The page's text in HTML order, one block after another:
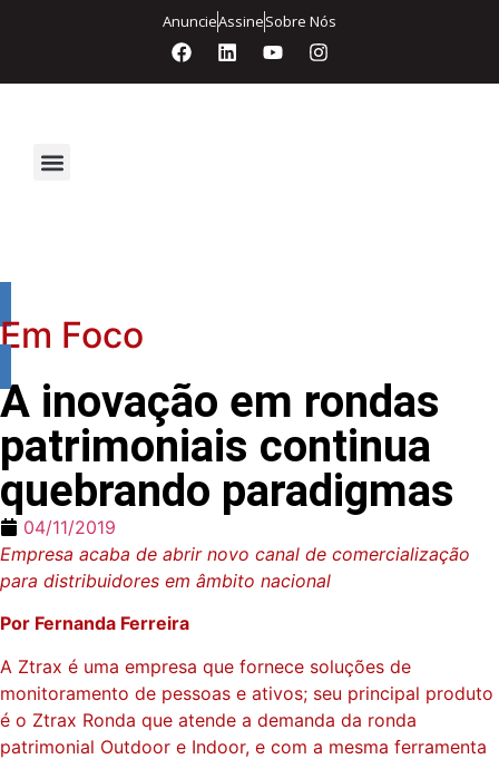
AnuncieAssineSobre Nós
Em Foco
A inovação em rondas
patrimoniais continua
quebrando paradigmas
04/11/2019
Empresa acaba de abrir novo canal de comercialização
para distribuidores em âmbito nacional
Por Fernanda Ferreira
A Ztrax é uma empresa que fornece soluções de
monitoramento de pessoas e ativos; seu principal produto
é o Ztrax Ronda que atende a demanda da ronda
patrimonial Outdoor e Indoor, e com a mesma ferramenta